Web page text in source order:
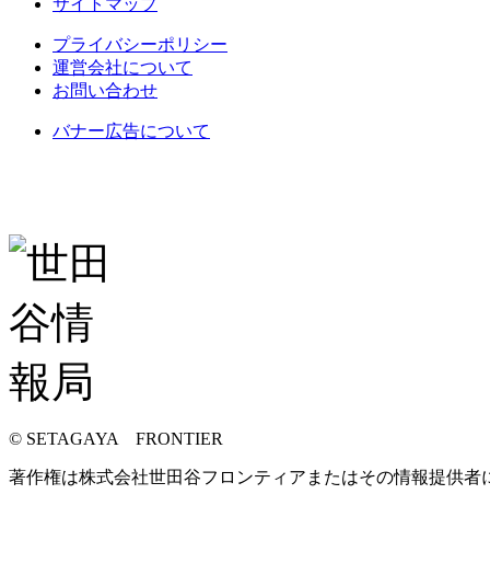
プライバシーポリシー
運営会社について
お問い合わせ
バナー広告について
© SETAGAYA FRONTIER
著作権は株式会社世田谷フロンティアまたはその情報提供者